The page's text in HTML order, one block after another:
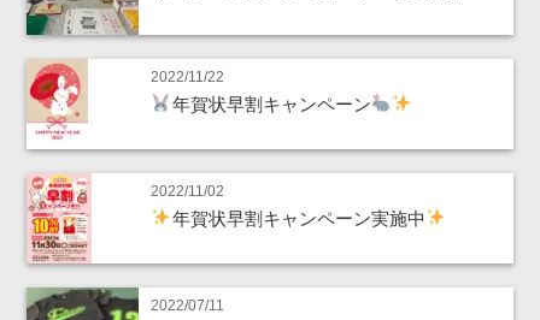
2022/11/22
年賀状早割キャンペーン
2022/11/02
年賀状早割キャンペーン実施中
2022/07/11